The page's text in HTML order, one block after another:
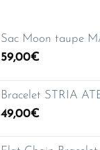
Sac Moon taupe
59,00€
Bracelet STRIA
49,00€